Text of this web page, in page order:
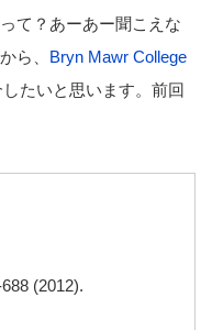
て？あーあー聞こえな
ら、 Bryn Mawr College
たいと思います。前回
(2012).